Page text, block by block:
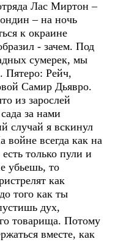
Лас Миртон –
– на ночь
к окраине
- зачем. Под
сумерек, мы
Пятеро: Рейч,
Самир Дьявро.
из зарослей
за нами
случай я вскинул
войне всегда как на
только пули и
убьешь, то
как
того как ты
дух,
товарища. Потому
вместе, как